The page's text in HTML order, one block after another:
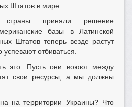
Штатов в мире.
страны приняли решение
базы в Латинской
Штатов теперь везде растут
отбиваться.
это. Пусть они воюют между
свои ресурсы, а мы должны
на территории Украины? Что